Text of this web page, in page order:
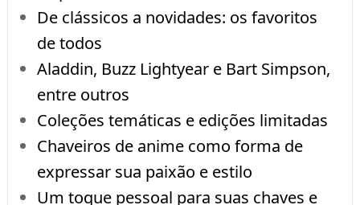
De clássicos a novidades: os favoritos
de todos
Aladdin, Buzz Lightyear e Bart Simpson,
entre outros
Coleções temáticas e edições limitadas
Chaveiros de anime como forma de
expressar sua paixão e estilo
Um toque pessoal para suas chaves e